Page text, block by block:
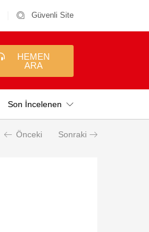
Güvenli Site
HEMEN
ARA
Son İncelenen
Önceki Sonraki